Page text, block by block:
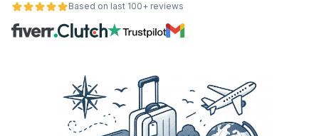
Based on last 100+ reviews